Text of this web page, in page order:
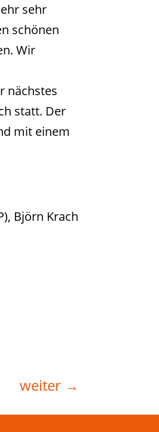
sehr
schönen
Wir
nächstes
statt. Der
mit einem
Björn Krach
weiter→